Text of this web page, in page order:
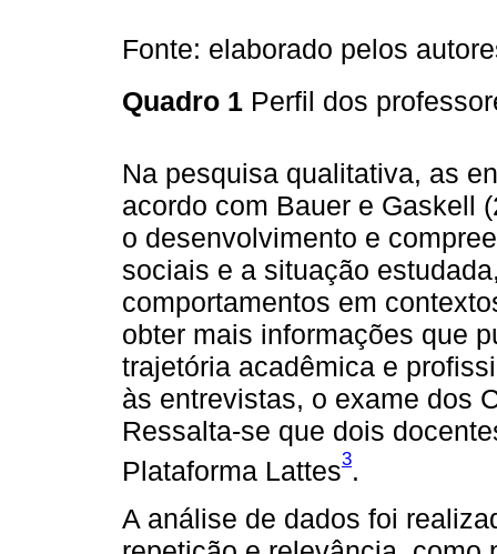
Fonte: elaborado pelos
Quadro 1 Perfil dos
Na pesquisa qualitativa, as
acordo com Bauer e Gaskell
o desenvolvimento e
sociais e a situação
comportamentos em
obter mais informações que
trajetória acadêmica e
às entrevistas, o exame dos
Ressalta-se que dois
Plataforma Lattes3.
A análise de dados foi